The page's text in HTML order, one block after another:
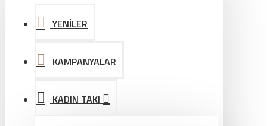
YENİLER
KAMPANYALAR
KADIN TAKI